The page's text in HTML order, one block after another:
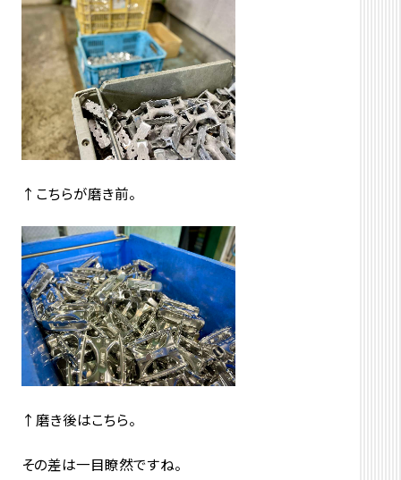
↑こちらが磨き前。
↑磨き後はこちら。
その差は一目瞭然ですね。